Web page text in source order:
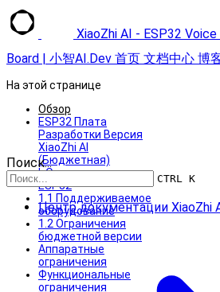
XiaoZhi AI - ESP32
Board | 小智AI.Dev 首页 文档中心 博
Поиск...
CTRL K
Центр документации XiaoZhi
На этой странице
Обзор
ESP32 Плата
Разработки Версия
XiaoZhi AI
(Бюджетная)
I. Описание серии
ESP32
1.1 Поддерживаемое
оборудование
1.2 Ограничения
бюджетной версии
Аппаратные
ограничения
Функциональные
ограничения